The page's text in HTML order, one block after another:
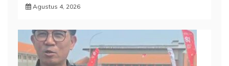
Agustus 4, 2026